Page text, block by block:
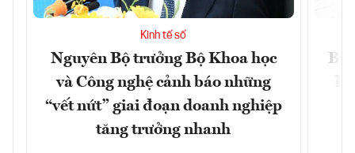
Kinh tế số
Nguyên Bộ trưởng Bộ Khoa học
và Công nghệ cảnh báo những
“vết nứt” giai đoạn doanh nghiệp
tăng trưởng nhanh